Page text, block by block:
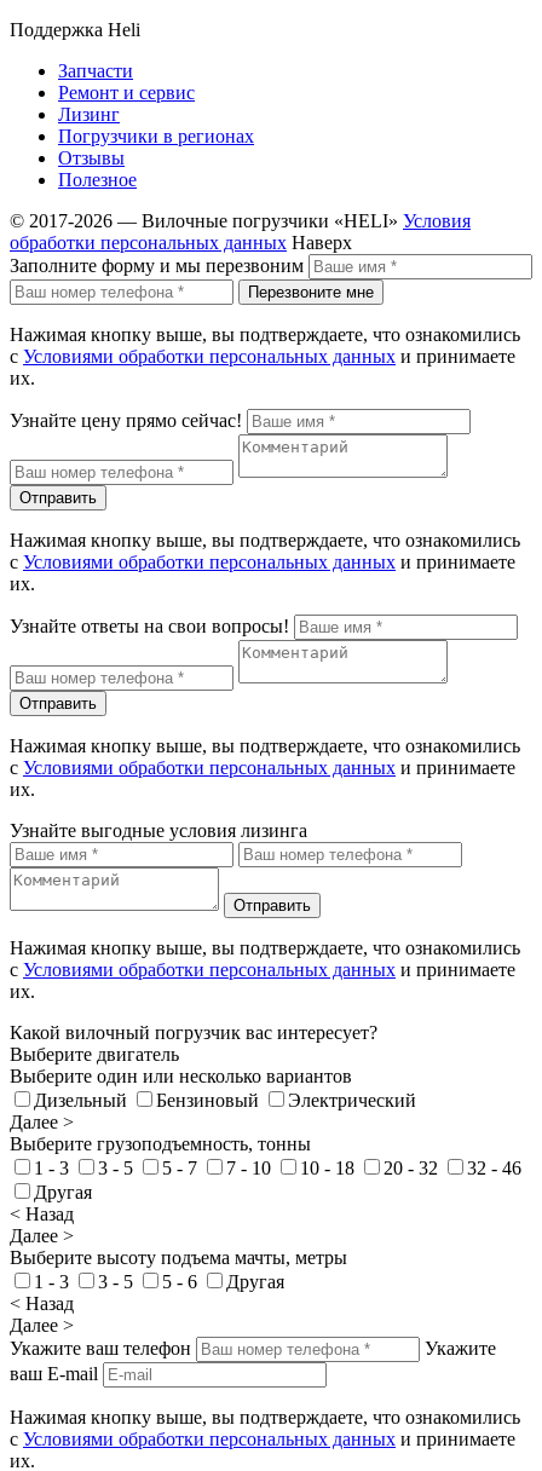
Поддержка Heli
Запчасти
Ремонт и сервис
Лизинг
Погрузчики в регионах
Отзывы
Полезное
© 2017-2026 — Вилочные погрузчики «HELI» Условия
обработки персональных данных Наверх
Заполните форму и мы перезвоним
Перезвоните мне
Нажимая кнопку выше, вы подтверждаете, что ознакомились
с Условиями обработки персональных данных и принимаете
их.
Узнайте цену прямо сейчас!
Отправить
Нажимая кнопку выше, вы подтверждаете, что ознакомились
с Условиями обработки персональных данных и принимаете
их.
Узнайте ответы на свои вопросы!
Отправить
Нажимая кнопку выше, вы подтверждаете, что ознакомились
с Условиями обработки персональных данных и принимаете
их.
Узнайте выгодные условия лизинга
Отправить
Нажимая кнопку выше, вы подтверждаете, что ознакомились
с Условиями обработки персональных данных и принимаете
их.
Какой вилочный погрузчик вас интересует?
Выберите двигатель
Выберите один или несколько вариантов
Дизельный
Бензиновый
Электрический
Далее >
Выберите грузоподъемность, тонны
1 - 3
3 - 5 5 - 7 7 - 10 10 - 18 20 - 32
32 - 46
Другая
< Назад
Далее >
Выберите высоту подъема мачты, метры
1 - 3
3 - 5 5 - 6
Другая
< Назад
Далее >
Укажите ваш телефон
Укажите
ваш E-mail
Нажимая кнопку выше, вы подтверждаете, что ознакомились
с Условиями обработки персональных данных и принимаете
их.